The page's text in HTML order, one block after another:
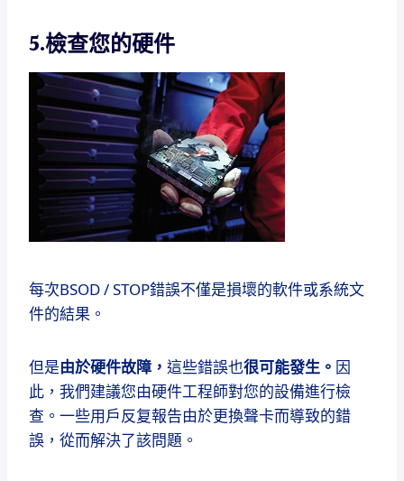
5.檢查您的硬件
每次BSOD / STOP錯誤不僅是損壞的軟件或系統文
件的結果。
但是由於硬件故障， 這些錯誤也很可能發生。 因
此，我們建議您由硬件工程師對您的設備進行檢
查。 一些用戶反复報告由於更換聲卡而導致的錯
誤，從而解決了該問題。